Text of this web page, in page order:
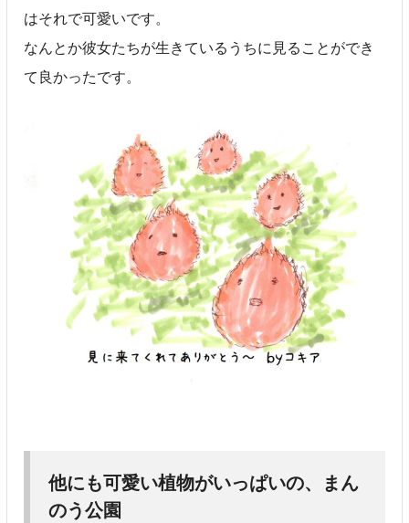
はそれで可愛いです。
なんとか彼女たちが生きているうちに見ることができ
て良かったです。
他にも可愛い植物がいっぱいの、まん
のう公園